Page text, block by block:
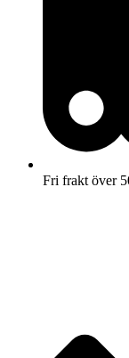
Fri frakt över